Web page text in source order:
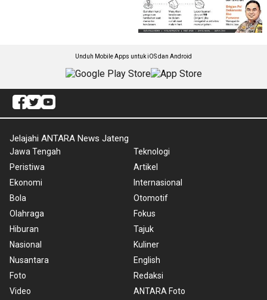
Unduh Mobile Apps untuk iOS dan Android
Jelajahi ANTARA News Jateng
Jawa Tengah
Peristiwa
Ekonomi
Bola
Olahraga
Hiburan
Nasional
Nusantara
Foto
Video
Teknologi
Artikel
Internasional
Otomotif
Fokus
Tajuk
Kuliner
English
Redaksi
ANTARA Foto